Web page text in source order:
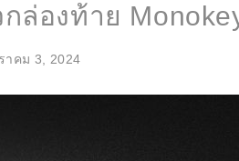
ล่องท้าย
าคม 3, 2024